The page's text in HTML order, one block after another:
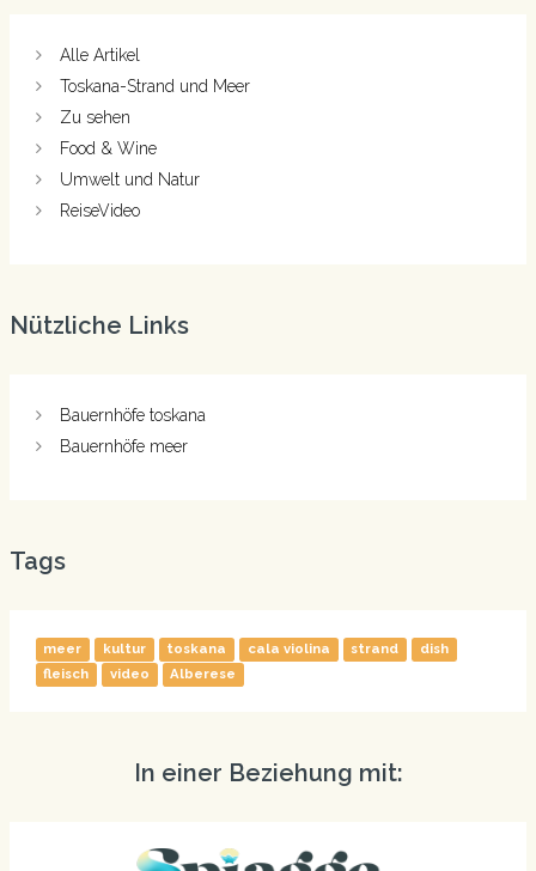
Alle Artikel
Toskana-Strand und Meer
Zu sehen
Food & Wine
Umwelt und Natur
ReiseVideo
Nützliche Links
Bauernhöfe toskana
Bauernhöfe meer
Tags
meer kultur toskana cala violina strand
dish
fleisch
video Alberese
In einer Beziehung mit: